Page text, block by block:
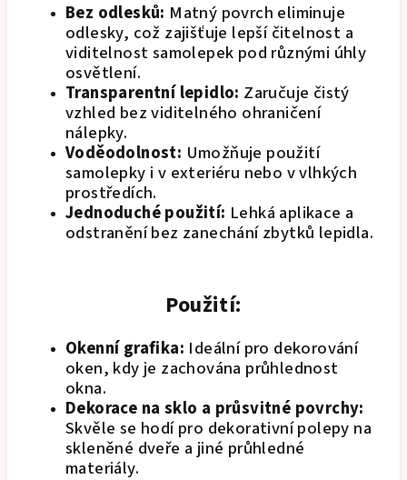
Bez odlesků: Matný povrch eliminuje
odlesky, což zajišťuje lepší čitelnost a
viditelnost samolepek pod různými úhly
osvětlení.
Transparentní lepidlo: Zaručuje čistý
vzhled bez viditelného ohraničení
nálepky.
Voděodolnost: Umožňuje použití
samolepky i v exteriéru nebo v vlhkých
prostředích.
Jednoduché použití: Lehká aplikace a
odstranění bez zanechání zbytků lepidla.
Použití:
Okenní grafika: Ideální pro dekorování
oken, kdy je zachována průhlednost
okna.
Dekorace na sklo a průsvitné povrchy:
Skvěle se hodí pro dekorativní polepy na
skleněné dveře a jiné průhledné
materiály.